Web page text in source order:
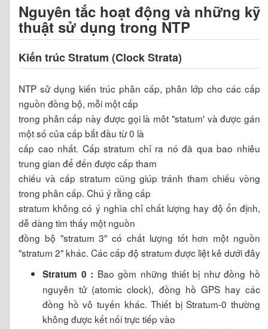
Nguyên tắc hoạt động và những kỹ
thuật sử dụng trong NTP
Kiến trúc Stratum (Clock Strata)
NTP sử dụng kiến trúc phân cấp, phân lớp cho các cấp
nguồn đồng bộ, mỗi một cấp
trong phân cấp này được gọi là môt "statum' và được gán
một số của cấp bắt đầu từ 0 là
cấp cao nhất. Cấp stratum chỉ ra nó đã qua bao nhiêu
trung gian để đến được cấp tham
chiếu và cấp stratum cũng giúp tránh tham chiếu vòng
trong phân cấp. Chú ý rằng cấp
stratum không có ý nghĩa chỉ chất lượng hay độ ổn định,
dễ dàng tim thấy một nguồn
đồng bộ "stratum 3" có chất lượng tốt hơn một nguồn
"stratum 2" khác. Các cấp độ stratum được liệt kê dưới đây
Stratum 0 : Bao gồm những thiết bị như đồng hồ
nguyên tử (atomic clock), đồng hồ GPS hay các
đồng hồ vô tuyến khác. Thiết bị Stratum-0 thường
không được kết nối trực tiếp vào